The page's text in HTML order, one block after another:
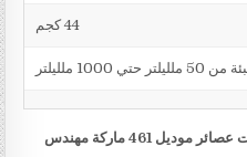
44 كجم
ملليلتر حتي 1000 ملليلتر
المرحلة الثانية: ماكينة غلق أغطية عبوات عصائر موديل 461 ماركة مهندس